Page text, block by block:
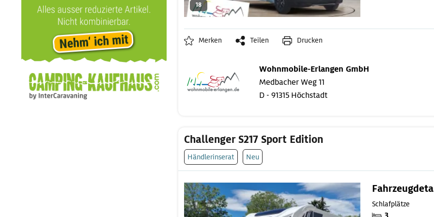
18
Merken Teilen Drucken
Wohnmobile-Erlangen GmbH
Medbacher Weg 11
D - 91315 Höchstadt
Challenger S217 Sport Edition
Händlerinserat Neu
Schlafplätze